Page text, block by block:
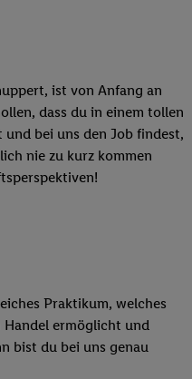
ist von Anfang an
dass du in einem tollen
und bei uns den Job findest,
nie zu kurz kommen
Praktikum, welches
ermöglicht und
bist du bei uns genau